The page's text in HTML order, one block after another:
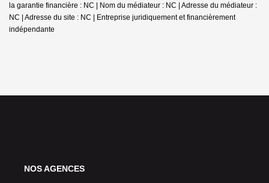
la garantie financière : NC | Nom du médiateur : NC | Adresse du médiateur :
NC | Adresse du site : NC | Entreprise juridiquement et financièrement
indépendante
NOS AGENCES